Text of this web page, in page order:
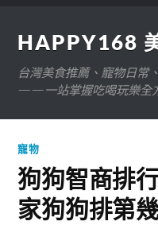
HAPPY168
台灣美食推薦、寵物日常
——一站掌握吃喝玩樂全
寵物
狗狗智商排
家狗狗排第